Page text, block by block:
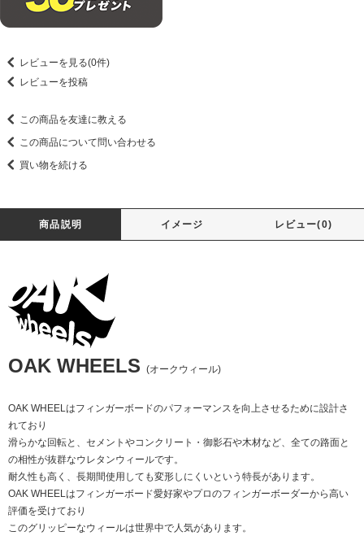
レビューを見る(0件)
レビューを投稿
この商品を友達に教える
この商品について問い合わせる
買い物を続ける
商品説明 イメージ レビュー(0)
OAK WHEELS (オークウィール)
OAK WHEELはフィンガーボードのパフォーマンスを向上させるために設計さ
れており
滑らかな回転と、セメントやコンクリート・御影石や木材など、全ての路面と
の相性が抜群なウレタンウィールです。
耐久性も高く、長期間使用しても変形しにくいという特長があります。
OAK WHEELはフィンガーボード愛好家やプロのフィンガーボーダーから高い
評価を受けており
このグリッピーなウィールは世界中で人気があります。